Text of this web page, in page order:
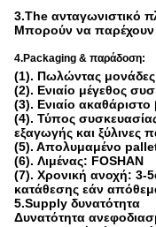
Μπορούν να παρέχουν
4.Packaging & παράδοση:
(1). Πωλώντας μονάδες:
(2). Ενιαίο μέγεθος
(3). Ενιαίο
(4). Τύπος
εξαγωγής και ξύλινες
(5). Απολυμαμένο
(6). Λιμένας: FOSHAN
(7). Χρονική ανοχή: 3-
κατάθεσης εάν
5.Supply δυνατότητα
Δυνατότητα